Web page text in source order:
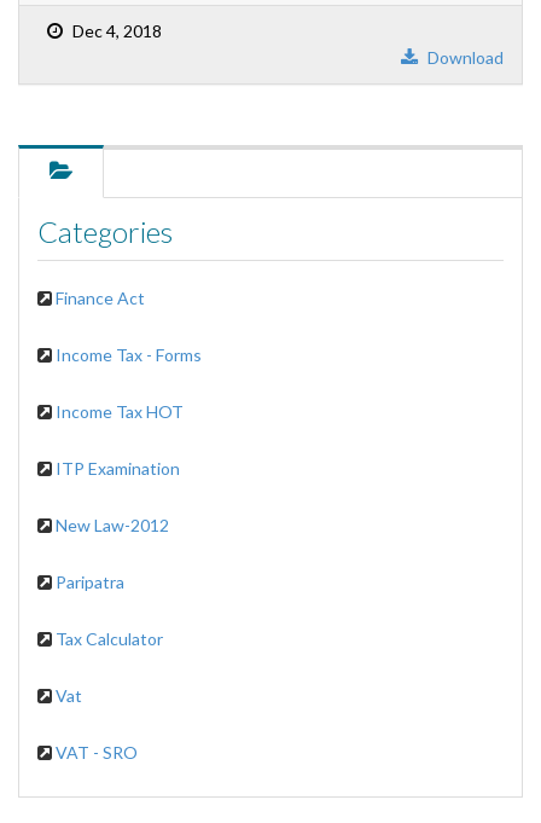
Dec 4, 2018
Download
Categories
Finance Act
Income Tax - Forms
Income Tax HOT
ITP Examination
New Law-2012
Paripatra
Tax Calculator
Vat
VAT - SRO